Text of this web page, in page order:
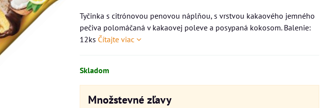
Tyčinka s citrónovou penovou náplňou, s vrstvou kakaového jemného
pečiva polomáčaná v kakaovej poleve a posypaná kokosom. Balenie:
12ks Čítajte viac
Skladom
Množstevné zľavy